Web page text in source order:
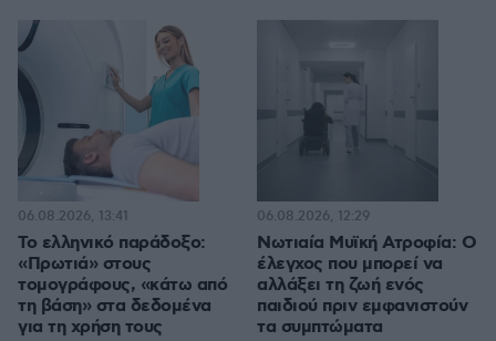
Το ελληνικό παράδοξο:
«Πρωτιά» στους
τομογράφους, «κάτω από
τη βάση» στα δεδομένα
για τη χρήση τους
06.08.2026, 13:41
Νωτιαία Μυϊκή Ατροφία: Ο
έλεγχος που μπορεί να
αλλάξει τη ζωή ενός
παιδιού πριν εμφανιστούν
τα συμπτώματα
06.08.2026, 12:29